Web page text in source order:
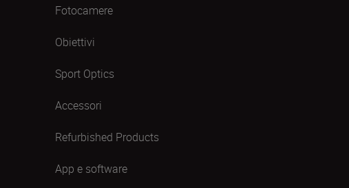
Fotocamere
Obiettivi
Sport Optics
Accessori
Refurbished Products
App e software